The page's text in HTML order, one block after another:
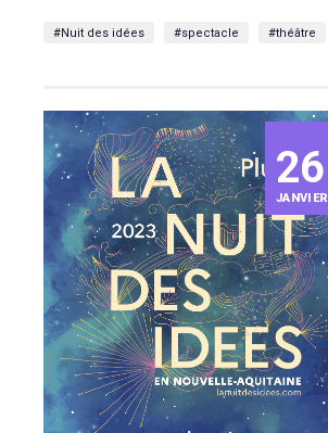
#Nuit des idées #spectacle #théâtre
26
JANVIER